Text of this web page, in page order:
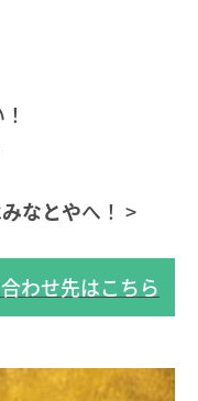
みなとやへ！ >
わせ先はこちら